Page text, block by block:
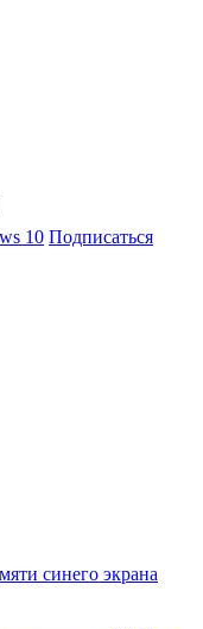
10 Подписаться
синего экрана